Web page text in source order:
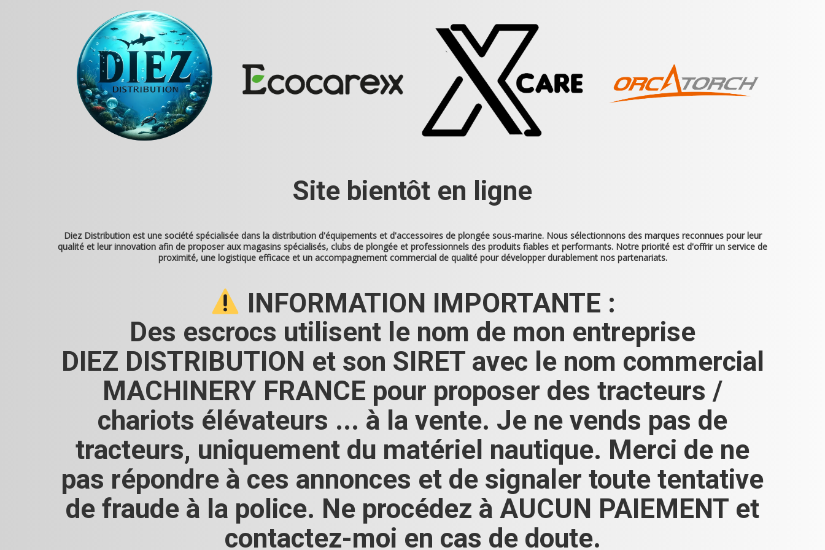
Site bientôt en ligne
Diez Distributionest une société spécialisée dans la distribution d'équipements et d'accessoires de plongée sous-marine. Nous sélectionnons des marques reconnues pour leur
qualité et leur innovation afin de proposer aux magasins spécialisés, clubs de plongée et professionnels des produits fiables et performants. Notre priorité est d'offrir un service de
proximité, une logistique efficace et un accompagnement commercial de qualité pour développer durablement nos partenariats.
INFORMATION IMPORTANTE :
Des escrocs utilisent le nom de mon entreprise
DIEZ DISTRIBUTION et son SIRET avec le nom commercial
MACHINERY FRANCE pour proposer des tracteurs /
chariots élévateurs ... à la vente. Je ne vends pas de
tracteurs, uniquement du matériel nautique. Merci de ne
pas répondre à ces annonces et de signaler toute tentative
de fraude à la police. Ne procédez à AUCUN PAIEMENT et
contactez-moi en cas de doute.